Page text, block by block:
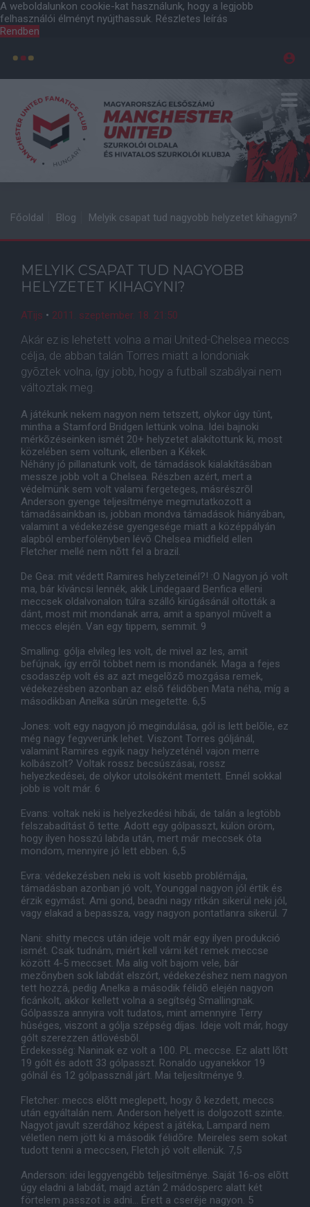
A weboldalunkon cookie-kat használunk, hogy a legjobb
felhasználói élményt nyújthassuk. Részletes leírás
Rendben
Főoldal Blog Melyik csapat tud nagyobb helyzetet kihagyni?
MELYIK CSAPAT TUD NAGYOBB
HELYZETET KIHAGYNI?
ATijs • 2011. szeptember. 18. 21:50
Akár ez is lehetett volna a mai United-Chelsea meccs
célja, de abban talán Torres miatt a londoniak
gyõztek volna, így jobb, hogy a futball szabályai nem
változtak meg.
A játékunk nekem nagyon nem tetszett, olykor úgy tûnt,
mintha a Stamford Bridgen lettünk volna. Idei bajnoki
mérkõzéseinken ismét 20+ helyzetet alakítottunk ki, most
közelében sem voltunk, ellenben a Kékek.
Néhány jó pillanatunk volt, de támadások kialakításában
messze jobb volt a Chelsea. Részben azért, mert a
védelmünk sem volt valami fergeteges, másrészrõl
Anderson gyenge teljesítménye megmutatkozott a
támadásainkban is, jobban mondva támadások hiányában,
valamint a védekezése gyengesége miatt a középpályán
alapból emberfölényben lévõ Chelsea midfield ellen
Fletcher mellé nem nõtt fel a brazil.
De Gea: mit védett Ramires helyzeteinél?! :O Nagyon jó volt
ma, bár kíváncsi lennék, akik Lindegaard Benfica elleni
meccsek oldalvonalon túlra szálló kirúgásánál oltották a
dánt, most mit mondanak arra, amit a spanyol mûvelt a
meccs elején. Van egy tippem, semmit. 9
Smalling: gólja elvileg les volt, de mivel az les, amit
befújnak, így errõl többet nem is mondanék. Maga a fejes
csodaszép volt és az azt megelõzõ mozgása remek,
védekezésben azonban az elsõ félidõben Mata néha, míg a
másodikban Anelka sûrûn megetette. 6,5
Jones: volt egy nagyon jó megindulása, gól is lett belõle, ez
még nagy fegyverünk lehet. Viszont Torres góljánál,
valamint Ramires egyik nagy helyzeténél vajon merre
kolbászolt? Voltak rossz becsúszásai, rossz
helyezkedései, de olykor utolsóként mentett. Ennél sokkal
jobb is volt már. 6
Evans: voltak neki is helyezkedési hibái, de talán a legtöbb
felszabadítást õ tette. Adott egy gólpasszt, külön öröm,
hogy ilyen hosszú labda után, mert már meccsek óta
mondom, mennyire jó lett ebben. 6,5
Evra: védekezésben neki is volt kisebb problémája,
támadásban azonban jó volt, Younggal nagyon jól értik és
érzik egymást. Ami gond, beadni nagy ritkán sikerül neki jól,
vagy elakad a bepassza, vagy nagyon pontatlanra sikerül. 7
Nani: shitty meccs után ideje volt már egy ilyen produkció
ismét. Csak tudnám, miért kell várni két remek meccse
között 4-5 meccset. Ma alig volt bajom vele, bár
mezõnyben sok labdát elszórt, védekezéshez nem nagyon
tett hozzá, pedig Anelka a második félidõ elején nagyon
ficánkolt, akkor kellett volna a segítség Smallingnak.
Gólpassza annyira volt tudatos, mint amennyire Terry
hûséges, viszont a gólja szépség díjas. Ideje volt már, hogy
gólt szerezzen átlövésbõl.
Érdekesség: Naninak ez volt a 100. PL meccse. Ez alatt lõtt
19 gólt és adott 33 gólpasszt. Ronaldo ugyanekkor 19
gólnál és 12 gólpassznál járt. Mai teljesítménye 9.
Fletcher: meccs elõtt meglepett, hogy õ kezdett, meccs
után egyáltalán nem. Anderson helyett is dolgozott szinte.
Nagyot javult szerdához képest a játéka, Lampard nem
véletlen nem jött ki a második félidõre. Meireles sem sokat
tudott tenni a meccsen, Fletch jó volt ellenük. 7,5
Anderson: idei leggyengébb teljesítménye. Saját 16-os elõtt
úgy eladni a labdát, majd aztán 2 mádosperc alatt két
förtelem passzot is adni... Érett a cseréje nagyon. 5